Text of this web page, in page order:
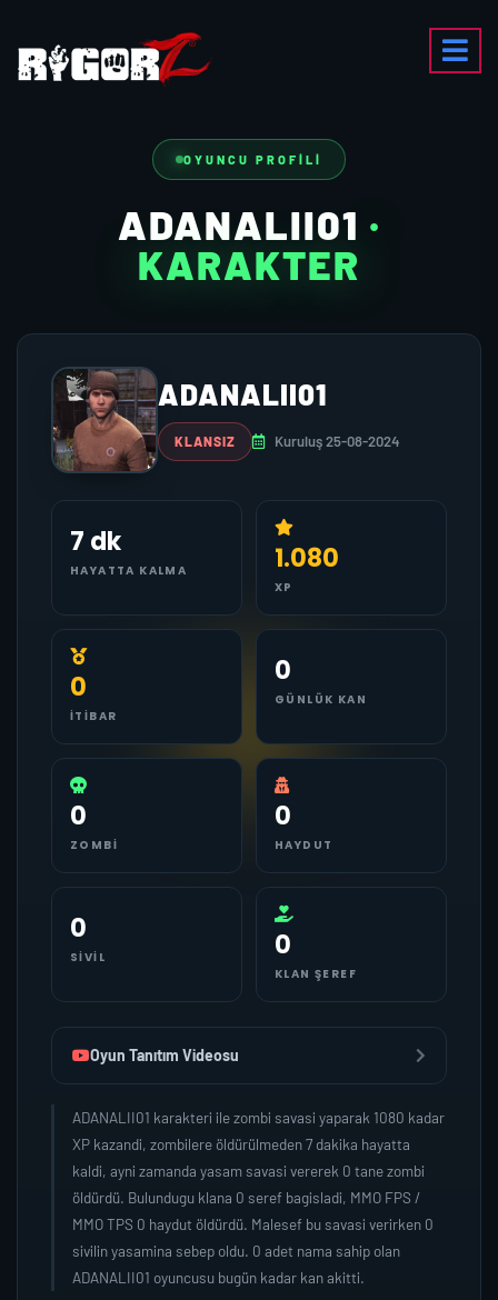
OYUNCU PROFILI
ADANALII01 ·
KARAKTER
ADANALII01
KLANSIZ Kuruluş 25-08-2024
7 dk
HAYATTA KALMA 1.080
XP
0
İTIBAR
0
GÜNLÜK KAN
0
ZOMBI
0
HAYDUT
0
SIVIL 0
KLAN ŞEREF
Oyun Tanıtım Videosu
ADANALII01 karakteri ile zombi savasi yaparak 1080 kadar
XP kazandi, zombilere öldürülmeden 7 dakika hayatta
kaldi, ayni zamanda yasam savasi vererek 0 tane zombi
öldürdü. Bulundugu klana 0 seref bagisladi, MMO FPS /
MMO TPS 0 haydut öldürdü. Malesef bu savasi verirken 0
sivilin yasamina sebep oldu. 0 adet nama sahip olan
ADANALII01 oyuncusu bugün kadar kan akitti.